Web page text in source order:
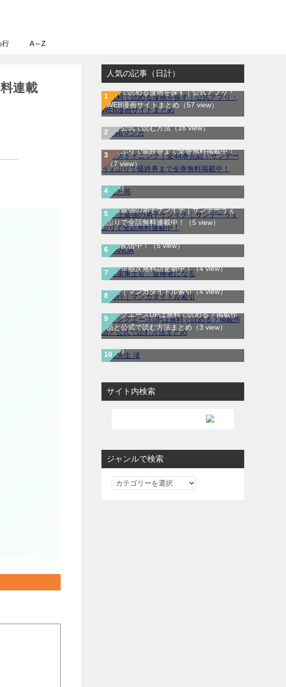
行 A～Z
連載
人気の記事（日計）
無料で読める漫画を探す｜公式アプリ・
WEB漫画サイトまとめ （57 view）
WEB漫画サイト一覧｜ブラウザで無料漫
画を公式で読む方法（16 view）
ラストイニング｜全44巻完結！サンデー
うぇぶりで最終巻まで全巻無料掲載中！
（7 view）
龍と苺｜最新刊第4巻！全巻無料で読める
公式マンガアプリ＿サンデーうぇぶり（6
view）
史上最強の弟子ケンイチ｜サンデーうぇ
ぶりで全話無料連載中！
（5 view）
SANDA｜最新刊第3巻！マンガBANGで
無料配信中！（5 view）
航宙軍士官、冒険者になる｜最新刊第6
巻！第5巻まで無料で読めるマンガアプ
リ！※順次無料話更新中！（4 view）
あ行｜マンガタイトル索引（4 view）
ヤングエースUPは無料で読める？掲載作
品と公式で読む方法まとめ （3 view）
妹先生 渚｜全5巻完結！サンデーうぇぶ
りで最終巻まで全話無料配信中！（3
view）
サイト内検索
ジャンルで検索
ジ